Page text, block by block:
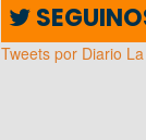
Tweets por Diario